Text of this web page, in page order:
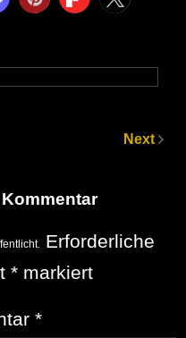
Next
Erforderliche
* markiert
*